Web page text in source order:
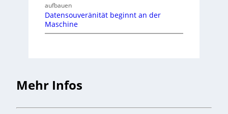
aufbauen
Datensouveränität beginnt an der
Maschine
Mehr Infos